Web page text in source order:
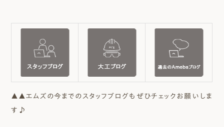
▲▲エムズの今までのスタッフブログもぜひチェックお願いしま
す♪